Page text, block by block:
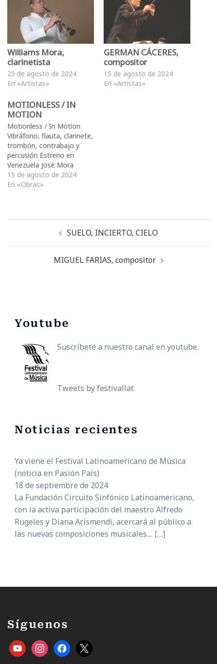
Williams Mora,
clarinetista
25 de agosto de 2024
En «Artistas»
GERMAN CÁCERES,
compositor
15 de agosto de 2024
En «Artistas»
MOTIONLESS / IN
MOTION
Motionless / In Motion
Vibráfono, flauta, clarinete,
trombón, contrabajo y
percusión Estreno en
Venezuela José Mora
Jiménez
15 de agosto de 2024
En «Obras»
SUELO, INCIERTO, CIELO
MIGUEL FARIAS, compositor
Youtube
Suscríbete a nuestro canal en youtube.
Tweets by festivallat
Noticias recientes
Ya viene el Festival Latinoamericano de Música
(noticia en Pasión País)
18 de septiembre de 2024
La Fundación Circuito Sinfónico Latinoamericano,
con la activa participación del maestro Alfredo
Rugeles y Diana Arismendi, acercará al público a
las nuevas composiciones musicales.... […]
Síguenos